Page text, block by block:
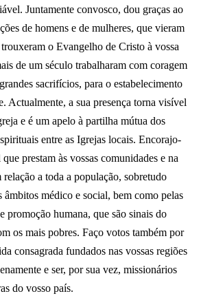
Juntamente convosco, dou graças ao
de homens e de mulheres, que vieram
o Evangelho de Cristo à vossa
de um século trabalharam com coragem
sacrifícios, para o estabelecimento
Actualmente, a sua presença torna visível
e é um apelo à partilha mútua dos
entre as Igrejas locais. Encorajo-
prestam às vossas comunidades e na
a toda a população, sobretudo
âmbitos médico e social, bem como pelas
promoção humana, que são sinais do
os mais pobres. Faço votos também por
consagrada fundados nas vossas regiões
e ser, por sua vez, missionários
do vosso país.